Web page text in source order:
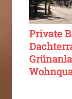
Private